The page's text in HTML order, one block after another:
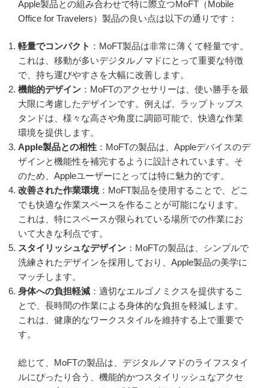
Apple製品との組み合わせで特に際立つMoFT（Mobile
Office for Travelers）製品の良い点は以下の通りです：
軽量でコンパクト ：MoFT製品は非常に薄くて軽量です。
これは、移動が多いデジタルノマドにとって重要な特徴
で、持ち運びやすさを大幅に改善します。
機能的デザイン ：MoFTのアクセサリーは、使い勝手を最
大限に考慮したデザインです。例えば、ラップトップス
タンドは、様々な高さや角度に調節可能で、快適な作業
環境を提供します。
Apple製品との相性 ：MoFTの製品は、Appleデバイスのデ
ザインと機能性を補完するように設計されています。そ
のため、Appleユーザーにとっては特に魅力的です。
改善された作業環境：MoFT製品を使用することで、どこ
でも快適な作業スペースを作ることが可能になります。
これは、特にスペースが限られている場所での作業にお
いて大きな利点です。
スタイリッシュなデザイン ：MoFTの製品は、シンプルで
洗練されたデザインを採用しており、Apple製品の美学に
マッチします。
身体への負担軽減 ：適切なエルゴノミクスを提供するこ
とで、長時間の作業による身体的な負担を軽減します。
これは、健康的なワークスタイルを維持する上で重要で
す。
総じて、MoFTの製品は、デジタルノマドのライフスタイ
ルにぴったり合う、機能的かつスタイリッシュなアクセ